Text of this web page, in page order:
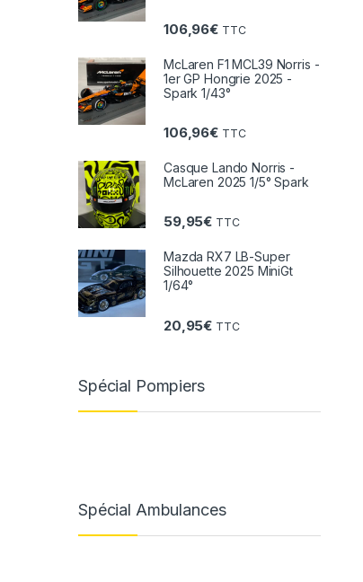
106,96€ TTC
McLaren F1 MCL39 Norris -
1er GP Hongrie 2025 -
Spark 1/43°
106,96€ TTC
Casque Lando Norris -
McLaren 2025 1/5° Spark
59,95€ TTC
Mazda RX7 LB-Super
Silhouette 2025 MiniGt
1/64°
20,95€ TTC
Spécial Pompiers
Spécial Ambulances